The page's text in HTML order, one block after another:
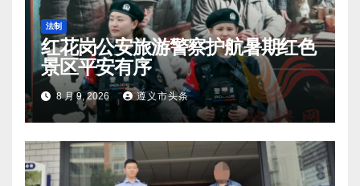
法制
红花岗公安旅游警察护航暑期红色
景区平安有序
8 月 9, 2026 遵义市头条